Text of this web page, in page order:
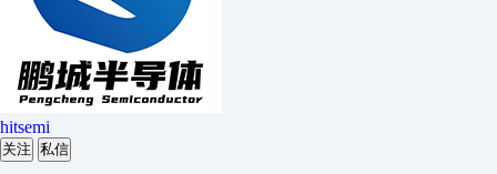
hitsemi
关注 私信